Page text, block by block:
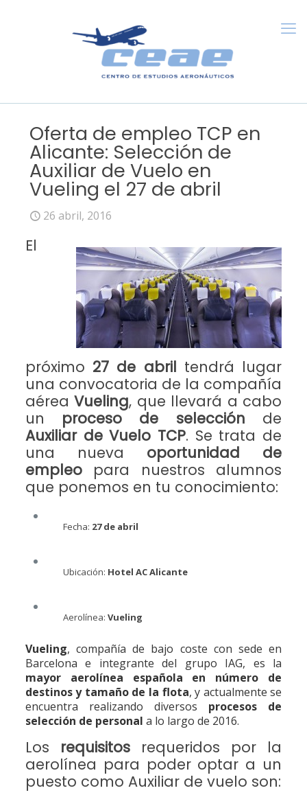
Oferta de empleo TCP en
Alicante: Selección de
Auxiliar de Vuelo en
Vueling el 27 de abril
26 abril, 2016
El
próximo 27 de abril tendrá lugar
una convocatoria de la compañía
aéreaVueling, que llevará a cabo
un proceso de selección de
Auxiliar de Vuelo TCP. Se trata de
una nueva oportunidad de
empleopara nuestros alumnos
que ponemos en tu conocimiento:
Fecha: 27 de abril
Ubicación: Hotel AC Alicante
Aerolínea: Vueling
Vueling, compañía de bajo coste con sede en
Barcelona e integrante del grupo IAG, es la
mayor aerolínea española en número de
destinos y tamaño de la flota, y actualmente se
encuentra realizando diversos procesos de
selección de personal a lo largo de 2016.
Los requisitosrequeridos por la
aerolínea para poder optar a un
puesto como Auxiliar de vuelo son: